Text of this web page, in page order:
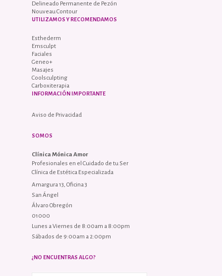
Delineado Permanente de Pezón
Nouveau Contour
UTILIZAMOS Y RECOMENDAMOS
Esthederm
Emsculpt
Faciales
Geneo+
Masajes
Coolsculpting
Carboxiterapia
INFORMACIÓN IMPORTANTE
Aviso de Privacidad
SOMOS
Clínica Mónica Amor
Profesionales en el Cuidado de tu Ser
Clínica de Estética Especializada
Amargura 13, Oficina 3
San Ángel
Álvaro Obregón
01000
Lunes a Viernes de 8:00am a 8:00pm
Sábados de 9:00am a 2:00pm
¿NO ENCUENTRAS ALGO?